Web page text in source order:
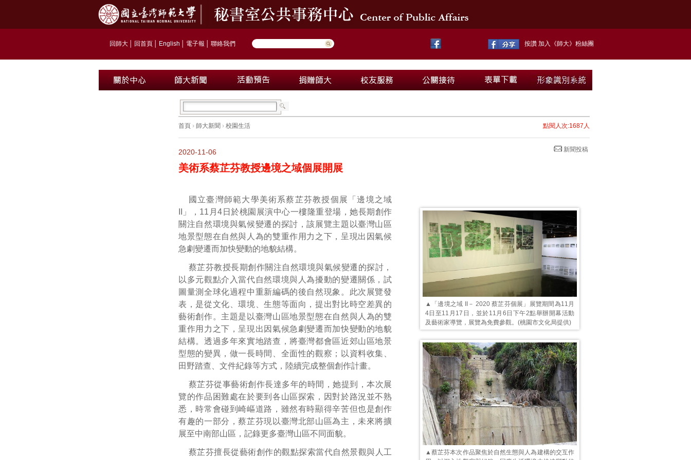
回師大 回首頁 English 電子報 聯絡我們 按讚 加入《師大》粉絲團
首頁 › 師大新聞 › 校園生活 點閱人次:1687人
新聞投稿
2020-11-06
美術系蔡芷芬教授邊境之域個展開展
▲「邊境之域 II－ 2020 蔡芷芬個展」展覽期間為11月
4日至11月17日，並於11月6日下午2點舉辦開幕活動
及藝術家導覽，展覽為免費參觀。(桃園市文化局提供)
▲蔡芷芬本次作品聚焦於自然生態與人為建構的交互作
國立臺灣師範大學美術系蔡芷芬教授個展「邊境之域
II」，11月4日於桃園展演中心一樓隆重登場，她長期創作
關注自然環境與氣候變遷的探討，該展覽主題以臺灣山區
地景型態在自然與人為的雙重作用力之下，呈現出因氣候
急劇變遷而加快變動的地貌結構。
蔡芷芬教授長期創作關注自然環境與氣候變遷的探討，
以多元觀點介入當代自然環境與人為擾動的變遷關係，試
圖量測全球化過程中重新編碼的後自然現象。此次展覽發
表，是從文化、環境、生態等面向，提出對比時空差異的
藝術創作。主題是以臺灣山區地景型態在自然與人為的雙
重作用力之下，呈現出因氣候急劇變遷而加快變動的地貌
結構。透過多年來實地踏查，將臺灣都會區近郊山區地景
型態的變異，做一長時間、全面性的觀察；以資料收集、
田野踏查、文件紀錄等方式，陸續完成整個創作計畫。
蔡芷芬從事藝術創作長達多年的時間，她提到，本次展
覽的作品困難處在於要到各山區探索，因對於路況並不熟
悉，時常會碰到崎嶇道路，雖然有時顯得辛苦但也是創作
有趣的一部分，蔡芷芬現以臺灣北部山區為主，未來將擴
展至中南部山區，記錄更多臺灣山區不同面貌。
蔡芷芬擅長從藝術創作的觀點探索當代自然景觀與人工